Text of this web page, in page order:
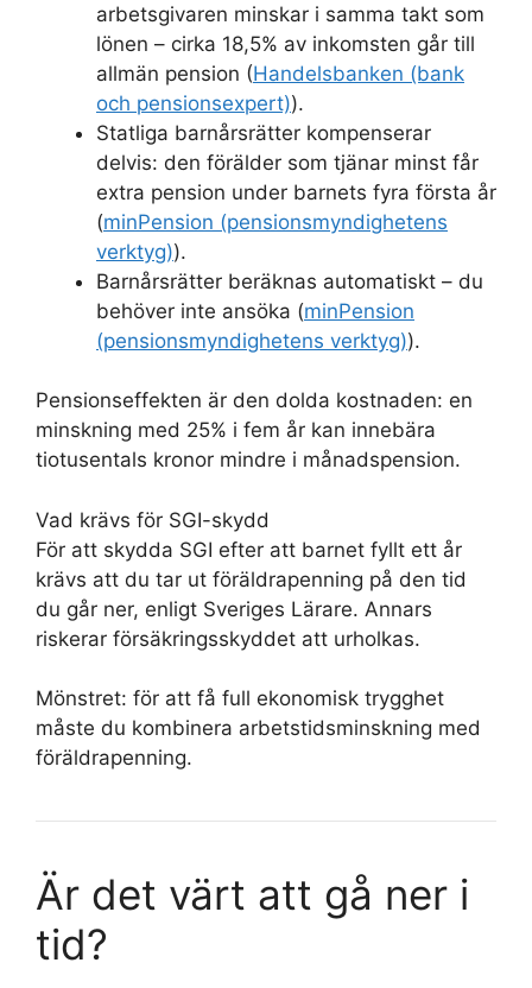
arbetsgivaren minskar i samma takt som
lönen – cirka 18,5% av inkomsten går till
allmän pension (Handelsbanken (bank
och pensionsexpert)).
Statliga barnårsrätter kompenserar
delvis: den förälder som tjänar minst får
extra pension under barnets fyra första år
(minPension (pensionsmyndighetens
verktyg)).
Barnårsrätter beräknas automatiskt – du
behöver inte ansöka (minPension
(pensionsmyndighetens verktyg)).
Pensionseffekten är den dolda kostnaden: en
minskning med 25% i fem år kan innebära
tiotusentals kronor mindre i månadspension.
Vad krävs för SGI-skydd
För att skydda SGI efter att barnet fyllt ett år
krävs att du tar ut föräldrapenning på den tid
du går ner, enligt Sveriges Lärare. Annars
riskerar försäkringsskyddet att urholkas.
Mönstret: för att få full ekonomisk trygghet
måste du kombinera arbetstidsminskning med
föräldrapenning.
Är det värt att gå ner i
tid?